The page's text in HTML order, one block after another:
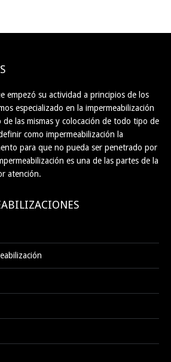
empezó su actividad a principios de los
especializado en la impermeabilización
de las mismas y colocación de todo tipo de
como impermeabilización la
para que no pueda ser penetrado por
es una de las partes de la
atención.